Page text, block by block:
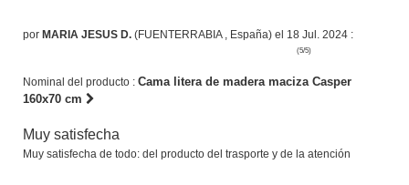
por MARIA JESUS D. (FUENTERRABIA , España) el 18 Jul. 2024 :
(5/5)
Nominal del producto : Cama litera de madera maciza Casper
160x70 cm
Muy satisfecha
Muy satisfecha de todo: del producto del trasporte y de la atención